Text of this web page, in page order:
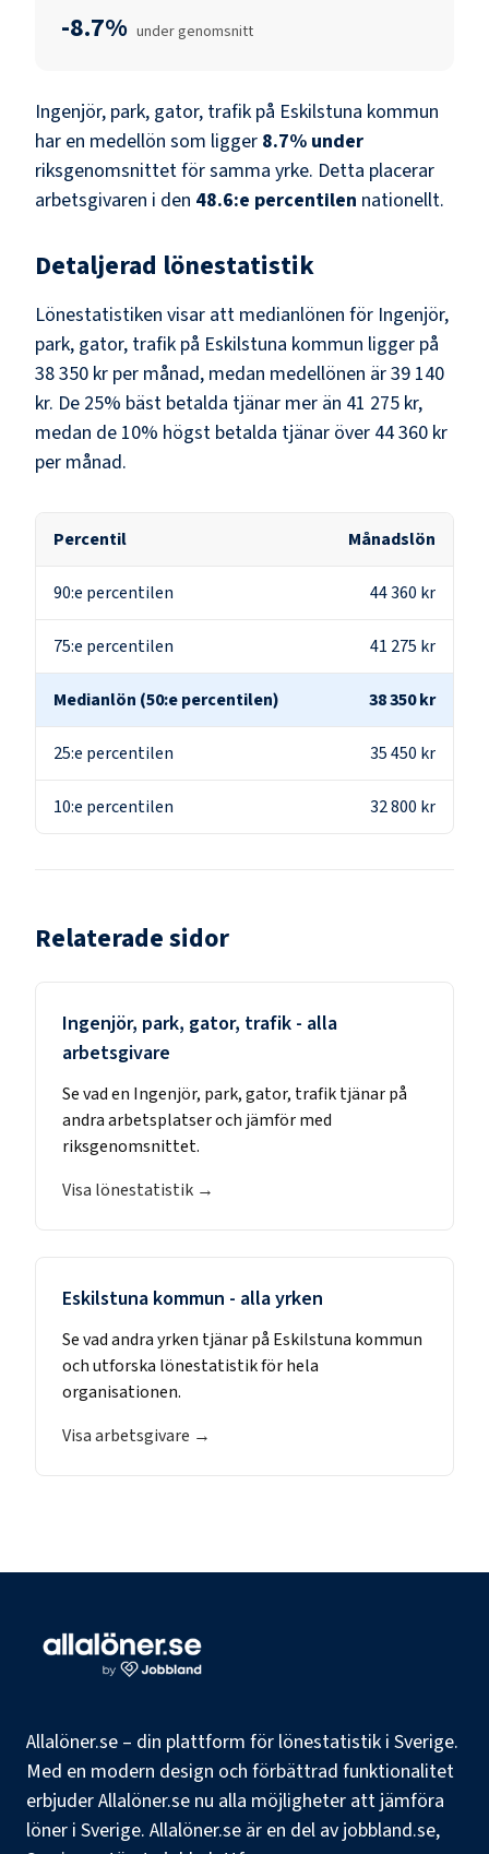
-8.7% under genomsnitt
Ingenjör, park, gator, trafik på Eskilstuna kommun
har en medellön som ligger 8.7% under
riksgenomsnittet för samma yrke. Detta placerar
arbetsgivaren i den 48.6:e percentilen nationellt.
Detaljerad lönestatistik
Lönestatistiken visar att medianlönen för Ingenjör,
park, gator, trafik på Eskilstuna kommun ligger på
38 350 kr per månad, medan medellönen är39 140
kr. De 25% bäst betalda tjänar mer än 41 275 kr,
medan de 10% högst betalda tjänar över 44 360 kr
per månad.
Percentil Månadslön
90:e percentilen 44 360 kr
75:e percentilen 41 275 kr
Medianlön (50:e percentilen) 38 350 kr
25:e percentilen 35 450 kr
10:e percentilen 32 800 kr
Relaterade sidor
Ingenjör, park, gator, trafik - alla
arbetsgivare
Se vad en Ingenjör, park, gator, trafiktjänar på
andra arbetsplatser och jämför med
riksgenomsnittet.
Visa lönestatistik →
Eskilstuna kommun - alla yrken
Se vad andra yrken tjänar på Eskilstuna kommun
och utforska lönestatistik för hela
organisationen.
Visa arbetsgivare →
Allalöner.se – din plattform för lönestatistik i Sverige.
Med en modern design och förbättrad funktionalitet
erbjuder Allalöner.se nu alla möjligheter att jämföra
löner i Sverige. Allalöner.se är en del av jobbland.se,